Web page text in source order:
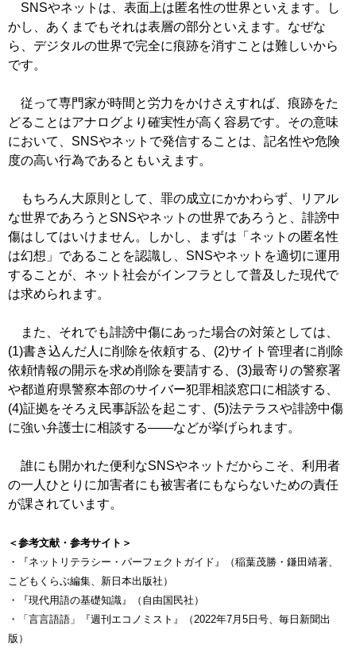
SNSやネットは、表面上は匿名性の世界といえます。し
かし、あくまでもそれは表層の部分といえます。なぜな
ら、デジタルの世界で完全に痕跡を消すことは難しいから
です。
従って専門家が時間と労力をかけさえすれば、痕跡をた
どることはアナログより確実性が高く容易です。その意味
において、SNSやネットで発信することは、記名性や危険
度の高い行為であるともいえます。
もちろん大原則として、罪の成立にかかわらず、リアル
な世界であろうとSNSやネットの世界であろうと、誹謗中
傷はしてはいけません。しかし、まずは「ネットの匿名性
は幻想」であることを認識し、SNSやネットを適切に運用
することが、ネット社会がインフラとして普及した現代で
は求められます。
また、それでも誹謗中傷にあった場合の対策としては、
(1)書き込んだ人に削除を依頼する、(2)サイト管理者に削除
依頼情報の開示を求め削除を要請する、(3)最寄りの警察署
や都道府県警察本部のサイバー犯罪相談窓口に相談する、
(4)証拠をそろえ民事訴訟を起こす、(5)法テラスや誹謗中傷
に強い弁護士に相談する――などが挙げられます。
誰にも開かれた便利なSNSやネットだからこそ、利用者
の一人ひとりに加害者にも被害者にもならないための責任
が課されています。
＜参考文献・参考サイト＞
・『ネットリテラシー・パーフェクトガイド』（稲葉茂勝・鎌田靖著、
こどもくらぶ編集、新日本出版社）
・『現代用語の基礎知識』（自由国民社）
・「言言語語」『週刊エコノミスト』（2022年7月5日号、毎日新聞出
版）